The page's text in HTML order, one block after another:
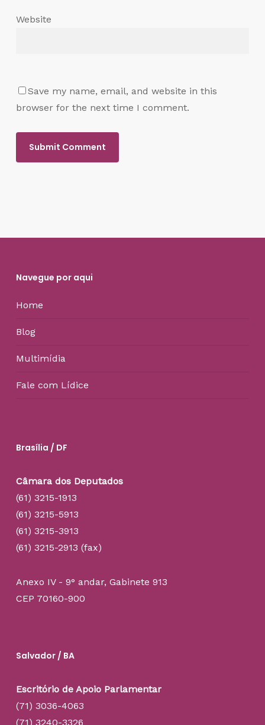
Website
Save my name, email, and website in this
browser for the next time I comment.
Navegue por aqui
Home
Blog
Multimídia
Fale com Lídice
Brasília / DF
Câmara dos Deputados
(61) 3215-1913
(61) 3215-5913
(61) 3215-3913
(61) 3215-2913 (fax)
Anexo IV - 9° andar, Gabinete 913
CEP 70160-900
Salvador / BA
Escritório de Apoio Parlamentar
(71) 3036-4063
(71) 3240-3326